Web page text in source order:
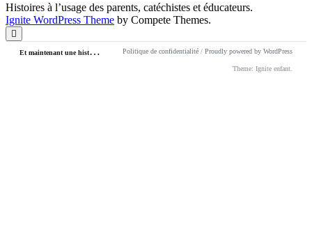
Histoires à l’usage des parents, catéchistes et éducateurs.
Ignite WordPress Theme by Compete Themes.
Scroll
to
the
E
t maintenant une histoire ! Politique de confidentialité / Proudly powered by WordPress
Theme: Ignite enfant.